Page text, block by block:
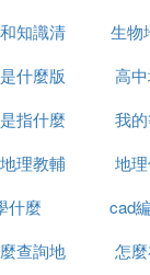
理
表面各種自然狀
可分為地球地理
氣候、動植物
遲喊的環境形勢
、氣候等自然環
知識清
生物
什麼版
高
指什麼
我
理教輔
地
什麼
cad
查詢地
怎